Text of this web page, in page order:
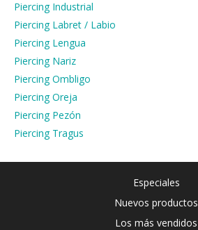
Piercing Industrial
Piercing Labret / Labio
Piercing Lengua
Piercing Nariz
Piercing Ombligo
Piercing Oreja
Piercing Pezón
Piercing Tragus
Especiales
Nuevos productos
Los más vendidos